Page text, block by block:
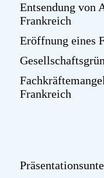
Entsendung von
Frankreich
Eröffnung eines
Frankreich